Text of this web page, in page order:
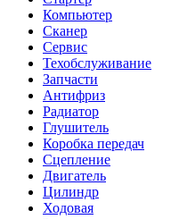
Компьютер
Сканер
Сервис
Техобслуживание
Запчасти
Антифриз
Радиатор
Глушитель
Коробка передач
Сцепление
Двигатель
Цилиндр
Ходовая